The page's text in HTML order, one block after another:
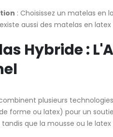
: Choisissez un matelas en
aussi des matelas en
Hybride :
plusieurs
forme ou latex) pour un
que la mousse ou le